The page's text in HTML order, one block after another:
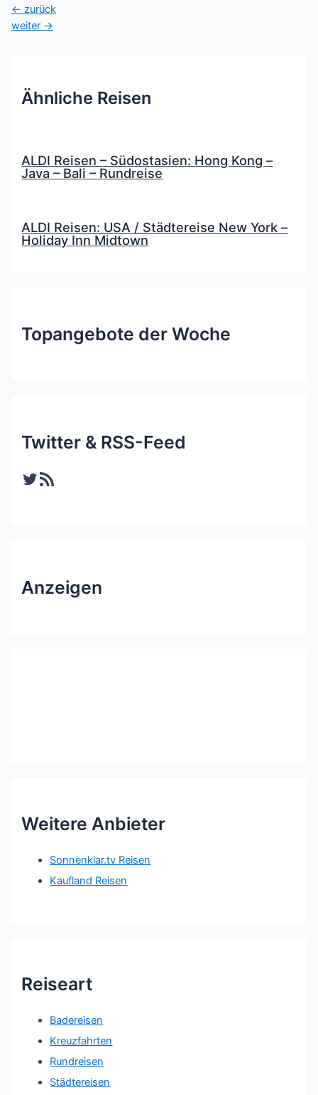
Beitragsnavigation
← zurück
weiter →
Ähnliche Reisen
ALDI Reisen – Südostasien: Hong Kong –
Java – Bali – Rundreise
ALDI Reisen: USA / Städtereise New York –
Holiday Inn Midtown
Topangebote der Woche
Twitter & RSS-Feed
Twitter RSS-Feed
Anzeigen
Weitere Anbieter
Sonnenklar.tv Reisen
Kaufland Reisen
Reiseart
Badereisen
Kreuzfahrten
Rundreisen
Städtereisen